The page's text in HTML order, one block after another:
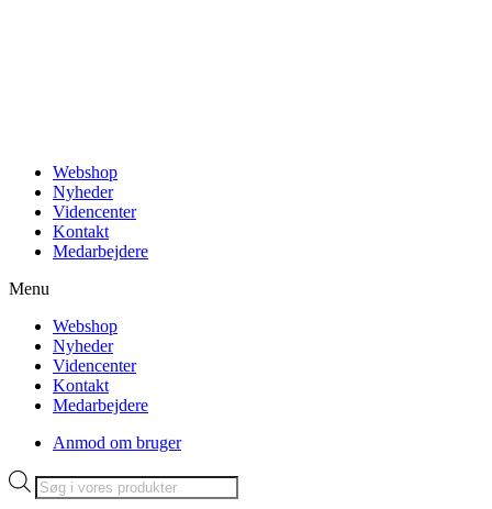
Webshop
Nyheder
Videncenter
Kontakt
Medarbejdere
Menu
Webshop
Nyheder
Videncenter
Kontakt
Medarbejdere
Anmod om bruger
Products
search